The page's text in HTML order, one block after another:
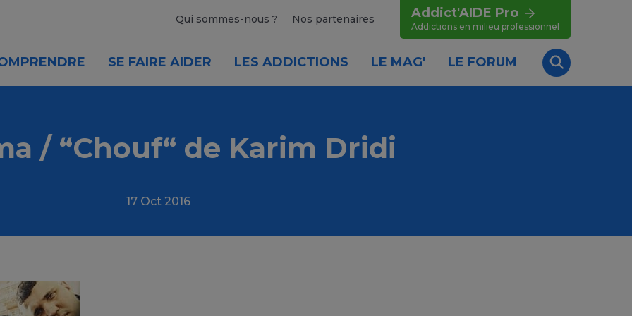
Qui sommes-nous ? Nos partenaires Addict'AIDE Pro
Addictions en milieu professionnel
SE FAIRE AIDER LES ADDICTIONS LE MAG' LE FORUM
Recherche
/ “Chouf“ de Karim Dridi
17 Oct 2016